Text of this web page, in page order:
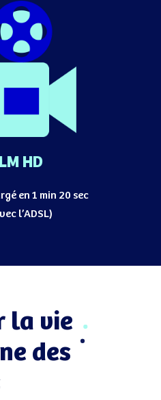
HD
en 1 min 20 sec
l’ADSL)
la vie
des